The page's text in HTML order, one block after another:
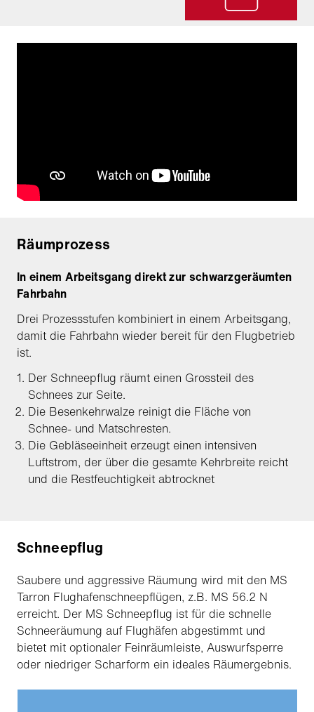
Räumprozess
In einem Arbeitsgang direkt zur schwarzgeräumten
Fahrbahn
Drei Prozessstufen kombiniert in einem Arbeitsgang,
damit die Fahrbahn wieder bereit für den Flugbetrieb
ist.
Der Schneepflug räumt einen Grossteil des
Schnees zur Seite.
Die Besenkehrwalze reinigt die Fläche von
Schnee- und Matschresten.
Die Gebläseeinheit erzeugt einen intensiven
Luftstrom, der über die gesamte Kehrbreite reicht
und die Restfeuchtigkeit abtrocknet
Schneepflug
Saubere und aggressive Räumung wird mit den MS
Tarron Flughafenschneepflügen, z.B. MS 56.2 N
erreicht. Der MS Schneepflug ist für die schnelle
Schneeräumung auf Flughäfen abgestimmt und
bietet mit optionaler Feinräumleiste, Auswurfsperre
oder niedriger Scharform ein ideales Räumergebnis.